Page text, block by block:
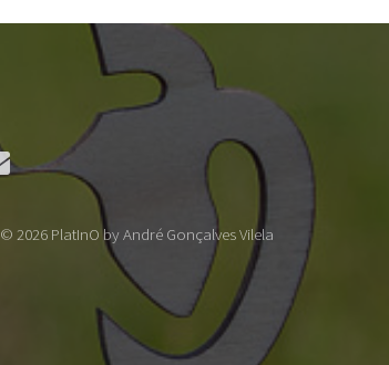
© 2026 PlatInO by André Gonçalves Vilela